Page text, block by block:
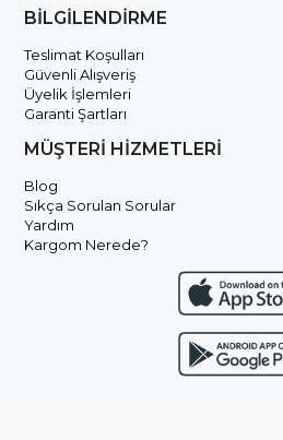
BİLGİLENDİRME
Teslimat Koşulları
Güvenli Alışveriş
Üyelik İşlemleri
Garanti Şartları
MÜŞTERİ HİZMETLERİ
Blog
Sıkça Sorulan Sorular
Yardım
Kargom Nerede?